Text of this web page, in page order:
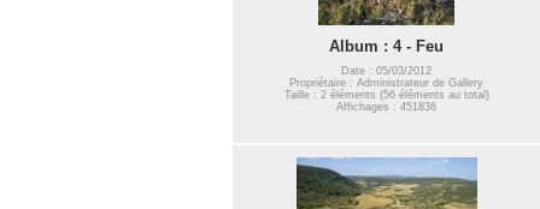
Album : 4 - Feu
Date : 05/03/2012
Propriétaire : Administrateur de Gallery
Taille : 2 éléments (56 éléments au total)
Affichages : 451836